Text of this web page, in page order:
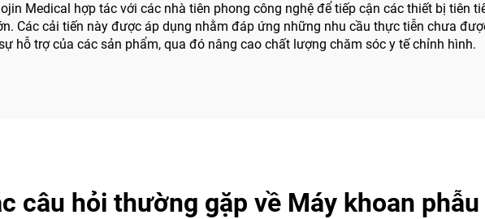
Medical hợp tác với các nhà tiên phong công nghệ để tiếp cận các thiết bị tiên
Các cải tiến này được áp dụng nhằm đáp ứng những nhu cầu thực tiễn chưa
hỗ trợ của các sản phẩm, qua đó nâng cao chất lượng chăm sóc y tế chỉnh hình.
câu hỏi thường gặp về Máy khoan